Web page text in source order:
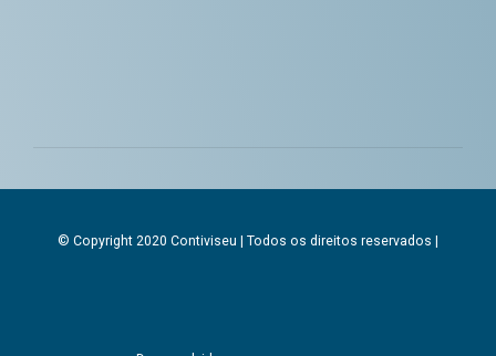
© Copyright 2020 Contiviseu | Todos os direitos reservados |